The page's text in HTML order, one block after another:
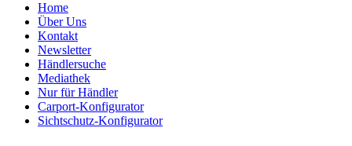
Home
Über Uns
Kontakt
Newsletter
Händlersuche
Mediathek
Nur für Händler
Carport-Konfigurator
Sichtschutz-Konfigurator